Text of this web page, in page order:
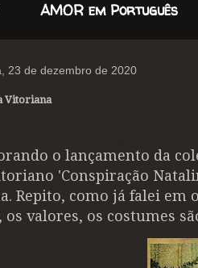
AMOR em Português
23 de dezembro de 2020
Vitoriana
o lançamento da
'Conspiração
Repito, como já falei em
os valores, os costumes